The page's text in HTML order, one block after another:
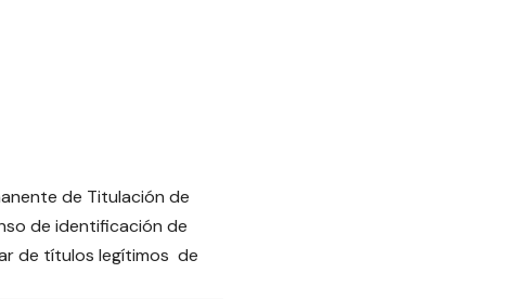
de Titulación de
de identificación de
de títulos legítimos de